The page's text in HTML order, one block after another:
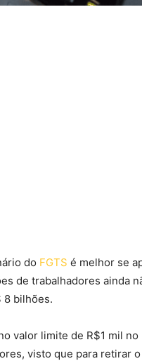
do FGTS é melhor se
de trabalhadores ainda
8 bilhões.
valor limite de R$1 mil no
visto que para retirar o